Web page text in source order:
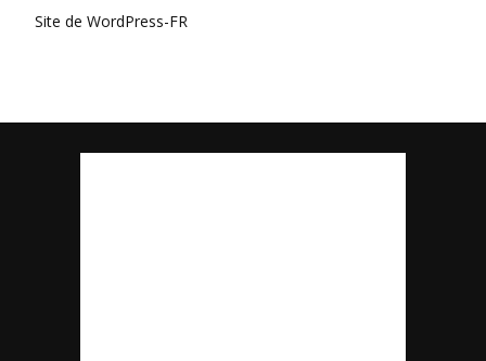
Site de WordPress-FR